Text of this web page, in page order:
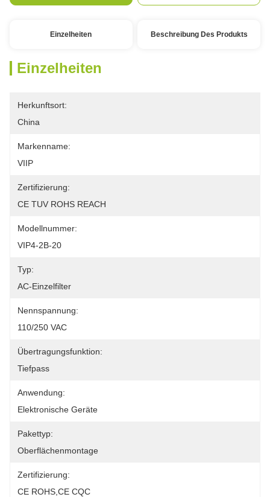
Einzelheiten Beschreibung Des Produkts
Einzelheiten
Herkunftsort:
China
Markenname:
VIIP
Zertifizierung:
CE TUV ROHS REACH
Modellnummer:
VIP4-2B-20
Typ:
AC-Einzelfilter
Nennspannung:
110/250 VAC
Übertragungsfunktion:
Tiefpass
Anwendung:
Elektronische Geräte
Pakettyp:
Oberflächenmontage
Zertifizierung:
CE ROHS,CE CQC